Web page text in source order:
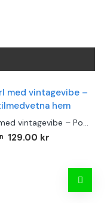
Fashion girl med vintagevibe – Poster för stilmedvetna hem
129.00 kr